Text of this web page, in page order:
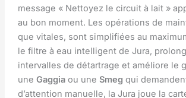
message « Nettoyez le circuit à lait »
au bon moment. Les opérations de
que vitales, sont simplifiées au
le filtre à eau intelligent de Jura,
intervalles de détartrage et améliore le
une Gaggiaou une Smeg qui
d’attention manuelle, la Jura joue la